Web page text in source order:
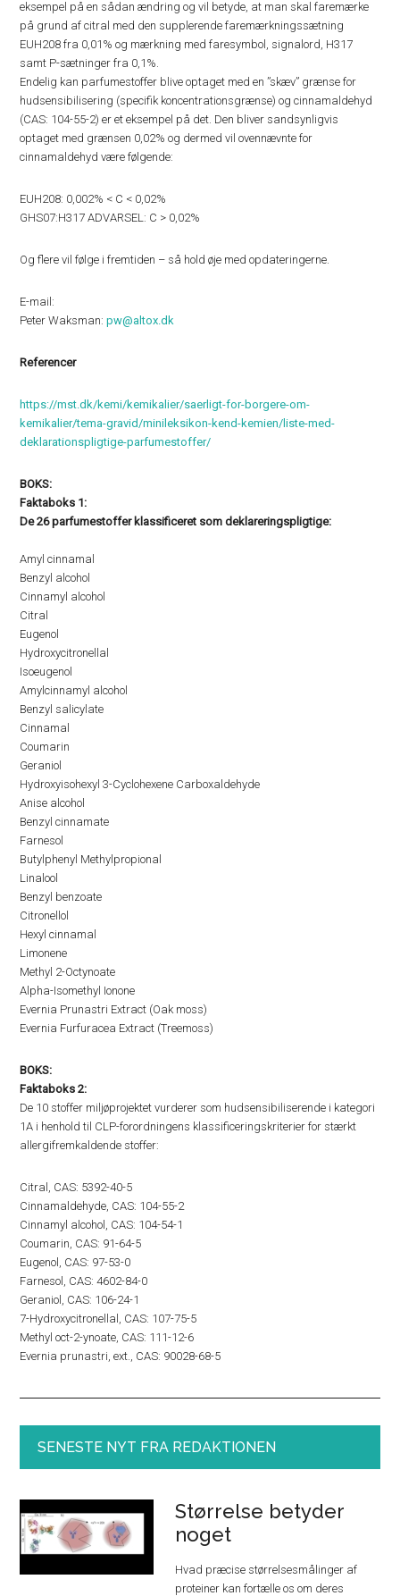
eksempel på en sådan ændring og vil betyde, at man skal faremærke
på grund af citral med den supplerende faremærkningssætning
EUH208 fra 0,01% og mærkning med faresymbol, signalord, H317
samt P-sætninger fra 0,1%.
Endelig kan parfumestoffer blive optaget med en ”skæv” grænse for
hudsensibilisering (specifik koncentrationsgrænse) og cinnamaldehyd
(CAS: 104-55-2) er et eksempel på det. Den bliver sandsynligvis
optaget med grænsen 0,02% og dermed vil ovennævnte for
cinnamaldehyd være følgende:
EUH208: 0,002% < C < 0,02%
GHS07:H317 ADVARSEL: C > 0,02%
Og flere vil følge i fremtiden – så hold øje med opdateringerne.
E-mail:
Peter Waksman:pw@altox.dk
Referencer
https://mst.dk/kemi/kemikalier/saerligt-for-borgere-om-
kemikalier/tema-gravid/minileksikon-kend-kemien/liste-med-
deklarationspligtige-parfumestoffer/
BOKS:
Faktaboks 1:
De 26 parfumestoffer klassificeret som deklareringspligtige:
Amyl cinnamal
Benzyl alcohol
Cinnamyl alcohol
Citral
Eugenol
Hydroxycitronellal
Isoeugenol
Amylcinnamyl alcohol
Benzyl salicylate
Cinnamal
Coumarin
Geraniol
Hydroxyisohexyl 3-Cyclohexene Carboxaldehyde
Anise alcohol
Benzyl cinnamate
Farnesol
Butylphenyl Methylpropional
Linalool
Benzyl benzoate
Citronellol
Hexyl cinnamal
Limonene
Methyl 2-Octynoate
Alpha-Isomethyl Ionone
Evernia Prunastri Extract (Oak moss)
Evernia Furfuracea Extract (Treemoss)
BOKS:
Faktaboks 2:
De 10 stoffer miljøprojektet vurderer som hudsensibiliserende i kategori
1A i henhold til CLP-forordningens klassificeringskriterier for stærkt
allergifremkaldende stoffer:
Citral, CAS: 5392-40-5
Cinnamaldehyde, CAS: 104-55-2
Cinnamyl alcohol, CAS: 104-54-1
Coumarin, CAS: 91-64-5
Eugenol, CAS: 97-53-0
Farnesol, CAS: 4602-84-0
Geraniol, CAS: 106-24-1
7-Hydroxycitronellal, CAS: 107-75-5
Methyl oct-2-ynoate, CAS: 111-12-6
Evernia prunastri, ext., CAS: 90028-68-5
SENESTE NYT FRA REDAKTIONEN
Størrelse betyder
noget
Hvad præcise størrelsesmålinger af
proteiner kan fortælle os om deres